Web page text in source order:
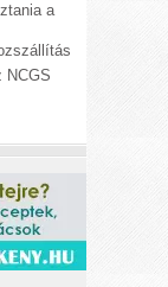
a
NCGS